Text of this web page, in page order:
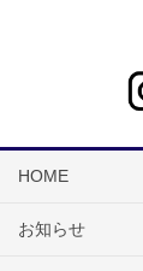
HOME
お知らせ